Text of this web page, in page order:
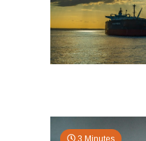
3 Minutes